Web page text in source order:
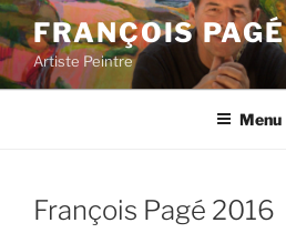
Aller
au
contenu
principal
FRANÇOIS PAGÉ
Artiste Peintre
Menu
François Pagé 2016